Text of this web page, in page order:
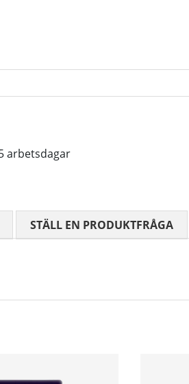
arbetsdagar
MEDELBETYG 0 AV 5 ANTAL BETYG 0
STÄLL EN PRODUKTFRÅGA